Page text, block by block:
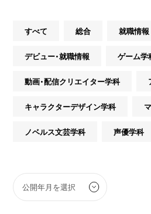
すべて 総合 就職情報
デビュー・就職情報 ゲーム学
動画・配信クリエイター学科
キャラクターデザイン学科
ノベルス文芸学科 声優学科